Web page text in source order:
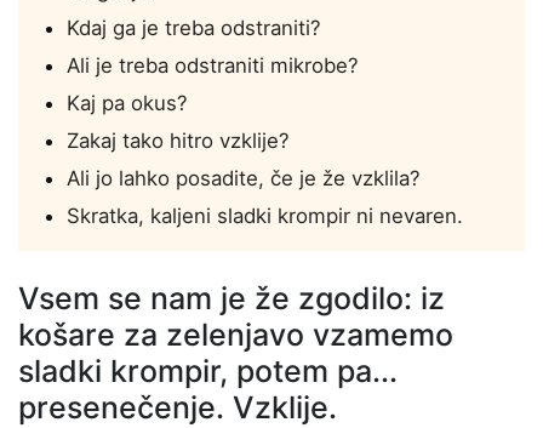
Kdaj ga je treba odstraniti?
Ali je treba odstraniti mikrobe?
Kaj pa okus?
Zakaj tako hitro vzklije?
Ali jo lahko posadite, če je že vzklila?
Skratka, kaljeni sladki krompir ni nevaren.
Vsem se nam je že zgodilo: iz
košare za zelenjavo vzamemo
sladki krompir, potem pa...
presenečenje. Vzklije.